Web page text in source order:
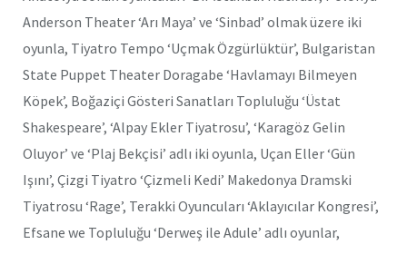
Anderson Theater ‘Arı Maya’ ve ‘Sinbad’ olmak üzere iki
oyunla, Tiyatro Tempo ‘Uçmak Özgürlüktür’, Bulgaristan
State Puppet Theater Doragabe ‘Havlamayı Bilmeyen
Köpek’, Boğaziçi Gösteri Sanatları Topluluğu ‘Üstat
Shakespeare’, ‘Alpay Ekler Tiyatrosu’, ‘Karagöz Gelin
Oluyor’ ve ‘Plaj Bekçisi’ adlı iki oyunla, Uçan Eller ‘Gün
Işını’, Çizgi Tiyatro ‘Çizmeli Kedi’ Makedonya Dramski
Tiyatrosu ‘Rage’, Terakki Oyuncuları ‘Aklayıcılar Kongresi’,
Efsane we Topluluğu ‘Derweş ile Adule’ adlı oyunlar,